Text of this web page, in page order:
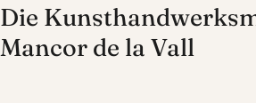
Die
Mancor de la Vall